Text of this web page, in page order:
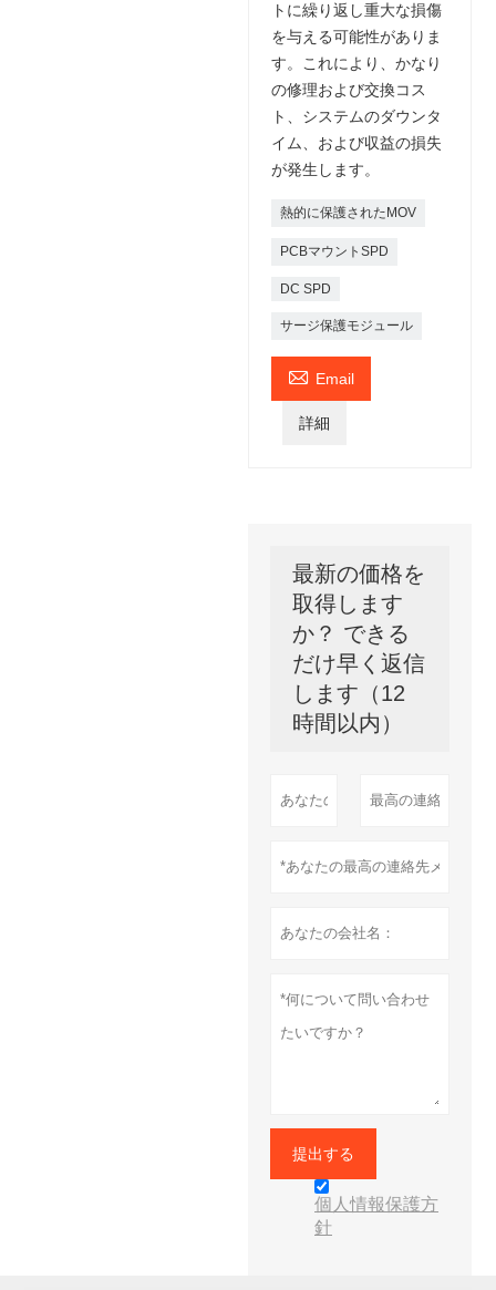
トに繰り返し重大な損傷
を与える可能性がありま
す。これにより、かなり
の修理および交換コス
ト、システムのダウンタ
イム、および収益の損失
が発生します。
熱的に保護されたMOV
PCBマウントSPD
DC SPD
サージ保護モジュール
 Email
詳細
最新の価格を
取得します
か？ できる
だけ早く返信
します（12
時間以内）
提出する
個人情報保護方
針